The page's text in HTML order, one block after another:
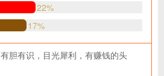
22%
17%
胆有识，目光犀利，有赚钱的头